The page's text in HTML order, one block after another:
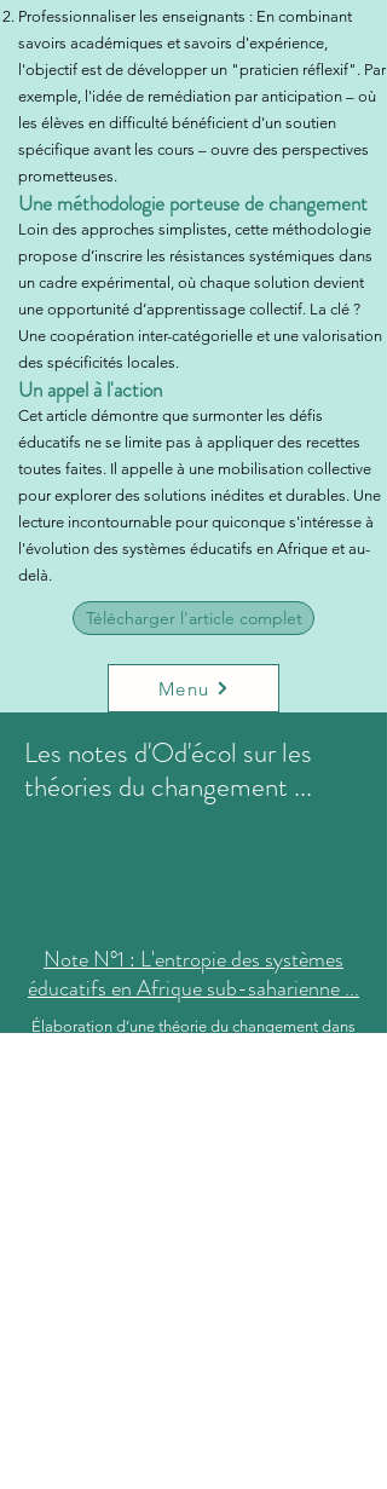
Professionnaliser les enseignants : En combinant
savoirs académiques et savoirs d'expérience,
l'objectif est de développer un "praticien réflexif". Par
exemple, l'idée de remédiation par anticipation – où
les élèves en difficulté bénéficient d'un soutien
spécifique avant les cours – ouvre des perspectives
prometteuses.
Une méthodologie porteuse de changement
Loin des approches simplistes, cette méthodologie
propose d’inscrire les résistances systémiques dans
un cadre expérimental, où chaque solution devient
une opportunité d’apprentissage collectif. La clé ?
Une coopération inter-catégorielle et une valorisation
des spécificités locales.
Un appel à l'action
Cet article démontre que surmonter les défis
éducatifs ne se limite pas à appliquer des recettes
toutes faites. Il appelle à une mobilisation collective
pour explorer des solutions inédites et durables. Une
lecture incontournable pour quiconque s'intéresse à
l'évolution des systèmes éducatifs en Afrique et au-
delà.
Télécharger l'article complet
Menu
Les notes d'Od'écol sur les
théories du changement ...
Note N°1 : L'entropie des systèmes
éducatifs en Afrique sub-saharienne ...
Élaboration d’une théorie du changement dans